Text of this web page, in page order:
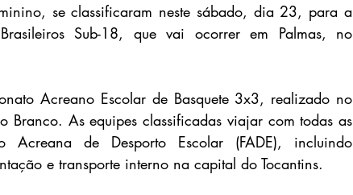
se classificaram neste sábado, dia 23, para a
Sub-18, que vai ocorrer em Palmas, no
Acreano Escolar de Basquete 3x3, realizado no
Branco. As equipes classificadas viajar com todas as
Acreana de Desporto Escolar (FADE), incluindo
e transporte interno na capital do Tocantins.